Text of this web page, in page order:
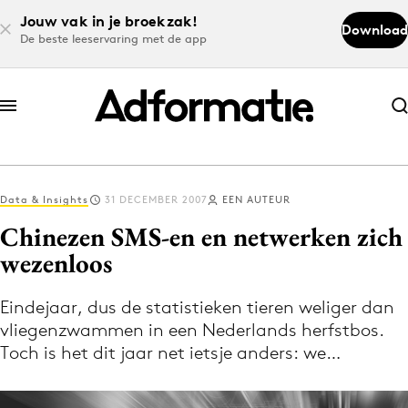
Jouw vak in je broekzak!
De beste leeservaring met de app
Download
Abonneer nu
Abonneer nu
Log in
Volg het laatste nieuws via de Adformatie
Nieuws app
Data & Insights 31 DECEMBER 2007 EEN AUTEUR
Chinezen SMS-en en netwerken zich
wezenloos
Eindejaar, dus de statistieken tieren weliger dan
vliegenzwammen in een Nederlands herfstbos.
Toch is het dit jaar net ietsje anders: we…